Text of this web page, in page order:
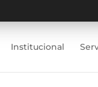
Institucional